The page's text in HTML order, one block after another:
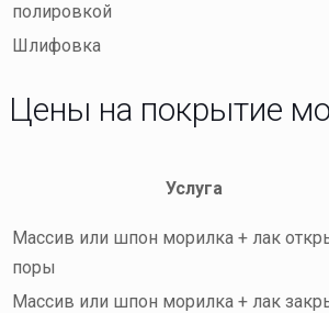
полировкой
Шлифовка
Цены на покрытие
Услуга
Массив или шпон морилка + лак
поры
Массив или шпон морилка + лак